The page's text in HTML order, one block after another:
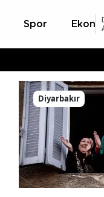
Spor
Diyarbakır